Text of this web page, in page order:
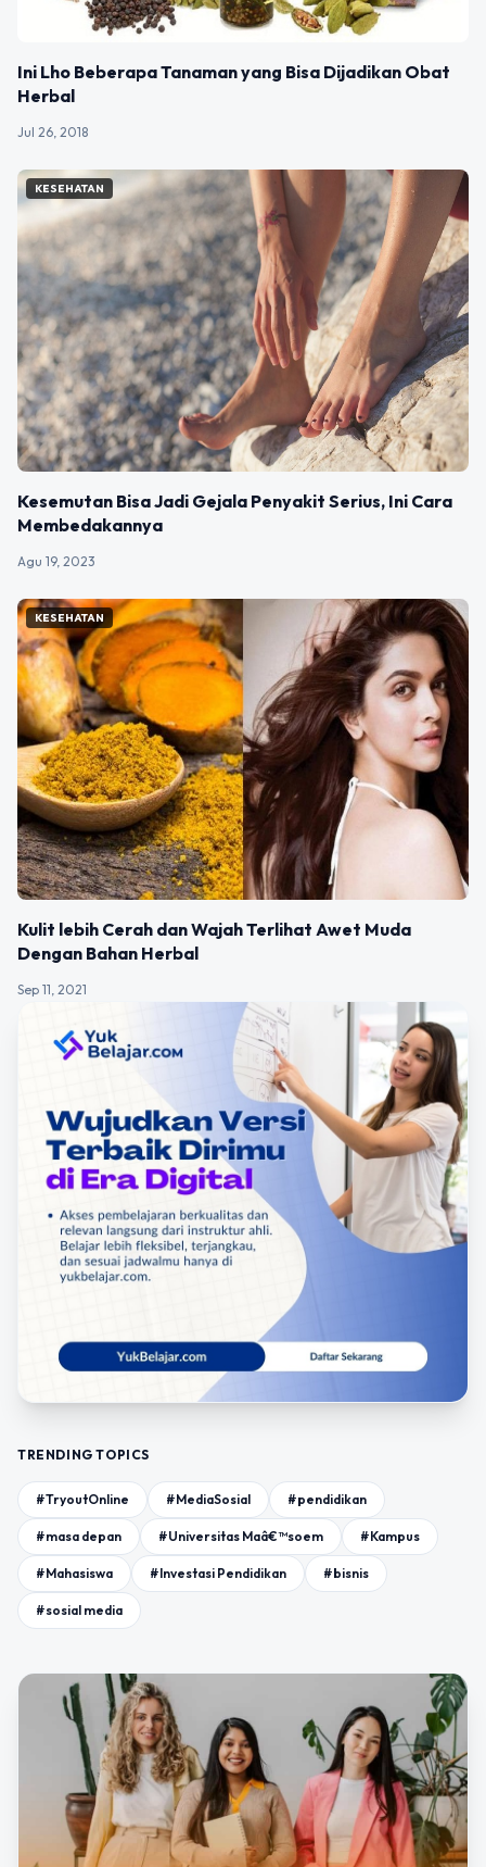
Ini Lho Beberapa Tanaman yang Bisa Dijadikan Obat
Herbal
Jul 26, 2018
KESEHATAN
Kesemutan Bisa Jadi Gejala Penyakit Serius, Ini Cara
Membedakannya
Agu 19, 2023
KESEHATAN
Kulit lebih Cerah dan Wajah Terlihat Awet Muda
Dengan Bahan Herbal
Sep 11, 2021
TRENDING TOPICS
#TryoutOnline #MediaSosial #pendidikan
#masa depan #Universitas Maâ€™soem #Kampus
#Mahasiswa #Investasi Pendidikan #bisnis
#sosial media